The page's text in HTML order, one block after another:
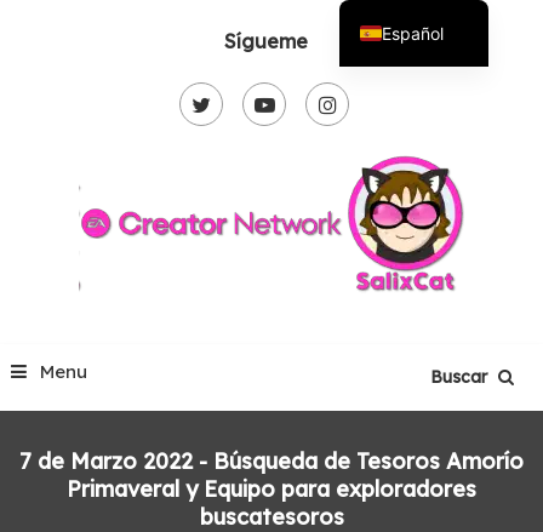
Sígueme
Menu Buscar
7 de Marzo 2022 - Búsqueda de Tesoros Amorío
Primaveral y Equipo para exploradores
buscatesoros
Español
English